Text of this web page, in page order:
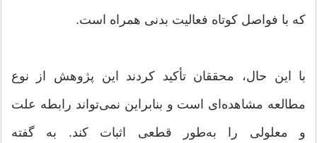
که با فواصل کوتاه فعالیت بدنی همراه است.
با این حال، محققان تأکید کردند این پژوهش از نوع
مطالعه مشاهده‌ای است و بنابراین نمی‌تواند رابطه علت
و معلولی را به‌طور قطعی اثبات کند. به گفته